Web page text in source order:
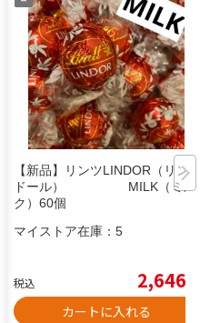
【新品】リンツLINDOR（リン
ドール） MILK（ミル
ク）60個
マイストア在庫： 5
税込 2,646
カートに入れる